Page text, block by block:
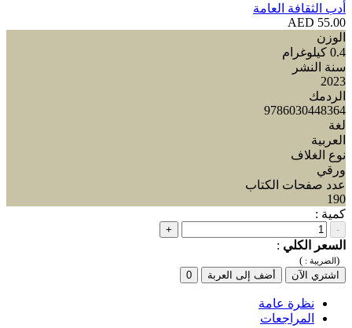
أدب الثقافة العامة
55.00 AED
الوزن
0.4 كيلوغرام
سنة النشر
2023
الردمك
9786030448364
لغة
العربية
نوع الغلاف
ورقي
عدد صفحات الكتاب
190
كمية :
-
+
السعر الكلي :
(الضريبة : )
اشتري الآن
أضف إلى العربة 0
نظرة عامة
المراجعات